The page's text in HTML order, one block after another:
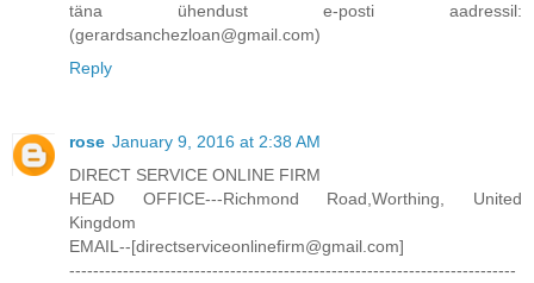
täna ühendust e-posti aadressil:
(gerardsanchezloan@gmail.com)
Reply
rose January 9, 2016 at 2:38 AM
DIRECT SERVICE ONLINE FIRM
HEAD OFFICE---Richmond Road,Worthing, United
Kingdom
EMAIL--[directserviceonlinefirm@gmail.com]
---------------------------------------------------------------------------